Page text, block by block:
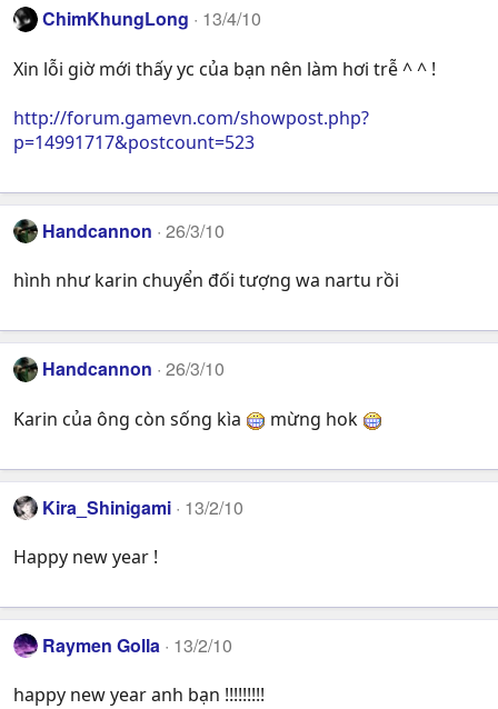
ChimKhungLong 13/4/10
Xin lỗi giờ mới thấy yc của bạn nên làm hơi trễ ^ ^ !
http://forum.gamevn.com/showpost.php?
p=14991717&postcount=523
Handcannon 26/3/10
hình như karin chuyển đối tượng wa nartu rồi
Handcannon 26/3/10
Karin của ông còn sống kìa mừng hok
Kira_Shinigami 13/2/10
Happy new year !
Raymen Golla 13/2/10
happy new year anh bạn !!!!!!!!!